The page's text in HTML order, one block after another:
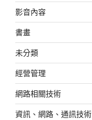
影音內容
書畫
未分類
經營管理
網路相關技術
資訊、網路、通訊技術